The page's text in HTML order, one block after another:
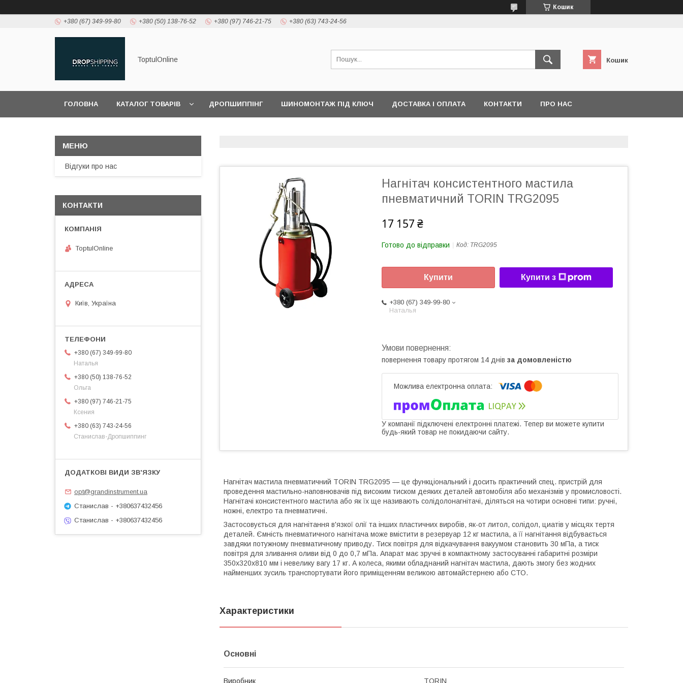
Кошик
+380 (67) 349-99-80 +380 (50) 138-76-52 +380 (97) 746-21-75 +380 (63) 743-24-56
ToptulOnline Кошик
ГОЛОВНА КАТАЛОГ ТОВАРІВ ДРОПШИППІНГ ШИНОМОНТАЖ ПІД КЛЮЧ ДОСТАВКА І ОПЛАТА КОНТАКТИ ПРО НАС
Нагнітач консистентного мастила
пневматичний TORIN TRG2095
17 157 ₴
Готово до відправки Код: TRG2095
Купити Купити з
+380 (67) 349-99-80
Наталья
повернення товару протягом 14 днів за домовленістю
У компанії підключені електронні платежі. Тепер ви можете купити
будь-який товар не покидаючи сайту.
Нагнітач мастила пневматичний TORIN TRG2095 — це функціональний і досить практичний спец. пристрій для
проведення мастильно-наповнювачів під високим тиском деяких деталей автомобіля або механізмів у промисловості.
Нагнітачі консистентного мастила або як їх ще називають солідолонагнітачі, діляться на чотири основні типи: ручні,
ножні, електро та пневматичні.
Застосовується для нагнітання в'язкої олії та інших пластичних виробів, як-от литол, солідол, циатів у місцях тертя
деталей. Ємність пневматичного нагнітача може вмістити в резервуар 12 кг мастила, а її нагнітання відбувається
завдяки потужному пневматичному приводу. Тиск повітря для відкачування вакуумом становить 30 мПа, а тиск
повітря для зливання оливи від 0 до 0,7 мПа. Апарат має зручні в компактному застосуванні габаритні розміри
350х320х810 мм і невелику вагу 17 кг. А колеса, якими обладнаний нагнітач мастила, дають змогу без жодних
найменших зусиль транспортувати його приміщенням великою автомайстернею або СТО.
Характеристики
Основні
Виробник TORIN
Відгуки про нас
КОНТАКТИ
ToptulOnline
Київ, Україна
+380 (67) 349-99-80
Наталья
+380 (50) 138-76-52
Ольга
+380 (97) 746-21-75
Ксения
+380 (63) 743-24-56
Станислав-Дропшиппинг
opt@grandinstrument.ua
Станислав - +380637432456
Станислав - +380637432456